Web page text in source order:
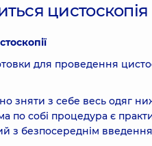
цистоскопія
для проведення
зняти з себе весь одяг
по собі процедура є
з безпосереднім